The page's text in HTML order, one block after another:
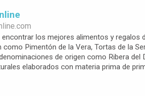
encontrar los mejores alimentos y
como Pimentón de la Vera, Tortas de la
de origen como Ribera
elaborados con materia prima de